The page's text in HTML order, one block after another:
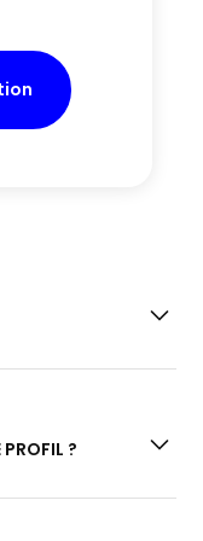
aides ?